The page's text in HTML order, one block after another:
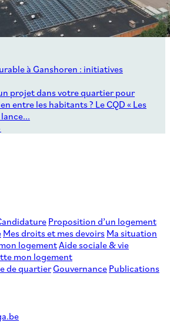
à Ganshoren : initiatives
projet dans votre quartier pour
entre les habitants ? Le CQD « Les
Proposition d’un logement
Mes droits et mes devoirs Ma situation
logementAide sociale & vie
mon logement
de quartierGouvernance Publications